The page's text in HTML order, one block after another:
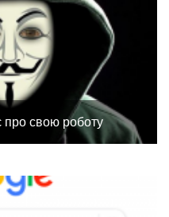
про свою роботу